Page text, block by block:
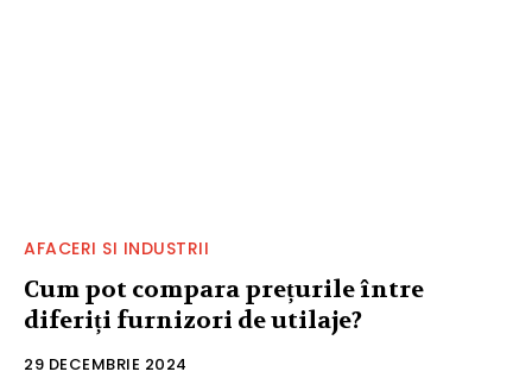
AFACERI SI INDUSTRII
Cum pot compara prețurile între
diferiți furnizori de utilaje?
29 DECEMBRIE 2024